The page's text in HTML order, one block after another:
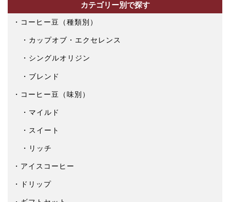
カテゴリー別で探す
コーヒー豆（種類別）
カップオブ・エクセレンス
シングルオリジン
ブレンド
コーヒー豆（味別）
マイルド
スイート
リッチ
アイスコーヒー
ドリップ